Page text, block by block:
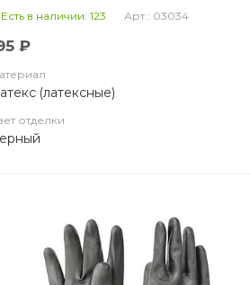
дл.320мм)
Есть в наличии: 123 Арт.: 03034
₽
(латексные)
отделки